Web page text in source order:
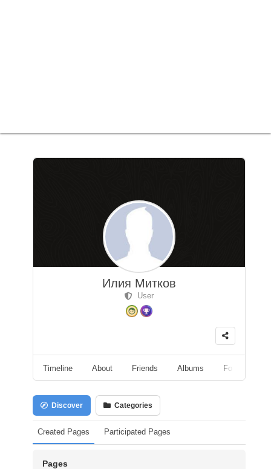
Илия Митков
User
Timeline About Friends Albums Followers
Discover Categories
Created Pages Participated Pages
Pages